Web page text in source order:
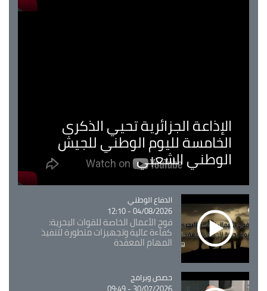
الإذاعة الجزائرية تحيي الذكرى
الخامسة لليوم الوطني للجيش
الوطني الشعبي
Catégorie
الدفاع الوطني
04/08/2026 - 12:10
فوج الأعمال الخاصة للقوات البحرية:
كفاءة عالية وتجهيزات متطورة لتنفيذ
المهام المعقدة
Catégorie
حصص وبرامج